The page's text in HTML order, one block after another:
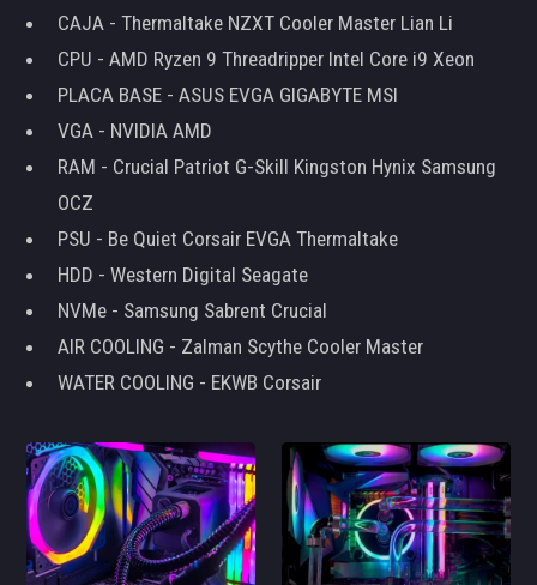
CAJA - Thermaltake NZXT Cooler Master Lian Li
CPU - AMD Ryzen 9 Threadripper Intel Core i9 Xeon
PLACA BASE - ASUS EVGA GIGABYTE MSI
VGA - NVIDIA AMD
RAM - Crucial Patriot G-Skill Kingston Hynix Samsung
OCZ
PSU - Be Quiet Corsair EVGA Thermaltake
HDD - Western Digital Seagate
NVMe - Samsung Sabrent Crucial
AIR COOLING - Zalman Scythe Cooler Master
WATER COOLING - EKWB Corsair